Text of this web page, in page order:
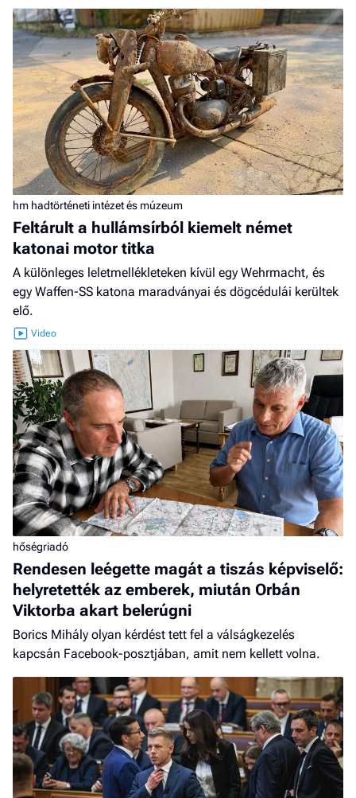
hm hadtörténeti intézet és múzeum
Feltárult a hullámsírból kiemelt német
katonai motor titka
A különleges leletmellékleteken kívül egy Wehrmacht, és
egy Waffen-SS katona maradványai és dögcédulái kerültek
elő.
hőségriadó
Rendesen leégette magát a tiszás képviselő:
helyretették az emberek, miután Orbán
Viktorba akart belerúgni
Borics Mihály olyan kérdést tett fel a válságkezelés
kapcsán Facebook-posztjában, amit nem kellett volna.